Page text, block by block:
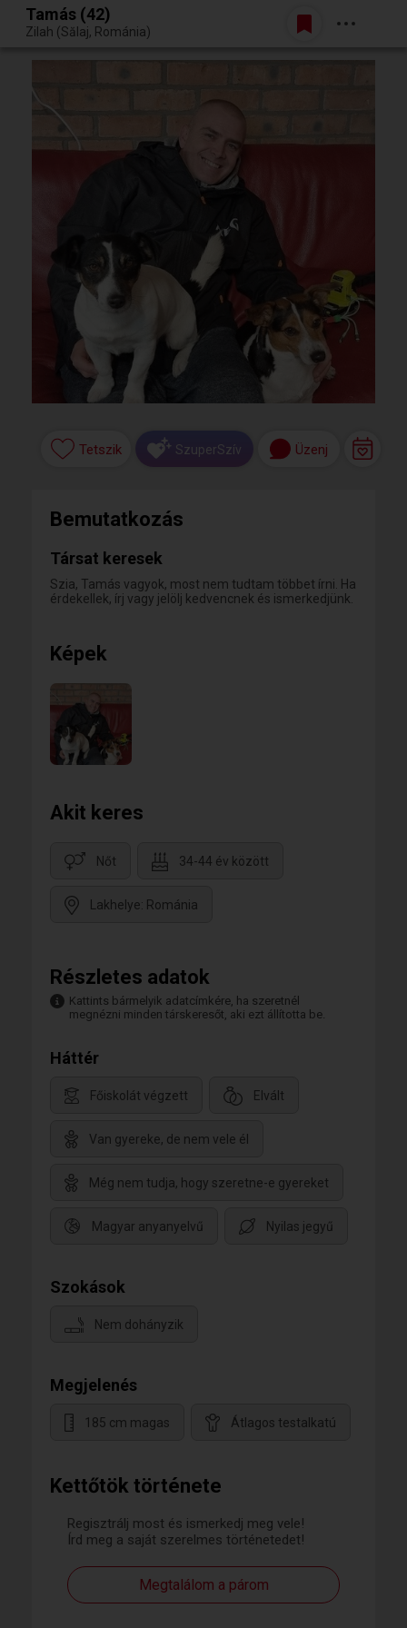
Egy jó randiból bármi lehet.
Belépés
Tamás (42)
Zilah (Sălaj, Románia)
Kettőtök története
Regisztrálj most és ismerkedj meg vele!
Írd meg a saját szerelmes történetedet!
Megtalálom a párom
Tetszik SzuperSzív Üzenj
Bemutatkozás
Társat keresek
Szia, Tamás vagyok, most nem tudtam többet írni. Ha
érdekellek, írj vagy jelölj kedvencnek és ismerkedjünk.
Képek
Akit keres
Nőt 34-44 év között
Lakhelye: Románia
Részletes adatok
Kattints bármelyik adatcímkére, ha szeretnél
megnézni minden társkeresőt, aki ezt állította be.
Háttér
Főiskolát végzett Elvált
Van gyereke, de nem vele él
Még nem tudja, hogy szeretne-e gyereket
Magyar anyanyelvű Nyilas jegyű
Szokások
Nem dohányzik
Megjelenés
185 cm magas Átlagos testalkatú